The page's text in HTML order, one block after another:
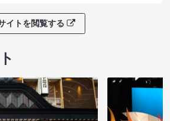
イトを閲覧する